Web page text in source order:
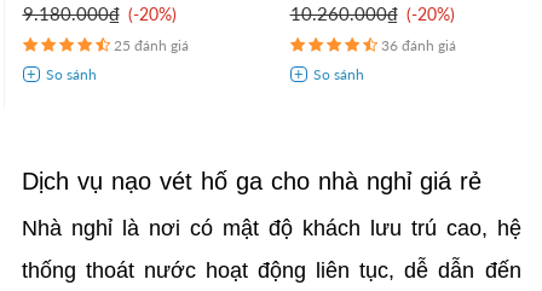
9.180.000₫ -20%
25 đánh giá
10.260.000₫ -20%
36 đánh giá
Dịch vụ nạo vét hố ga cho nhà nghỉ giá rẻ
Nhà nghỉ là nơi có mật độ khách lưu trú cao, hệ
thống thoát nước hoạt động liên tục, dễ dẫn đến